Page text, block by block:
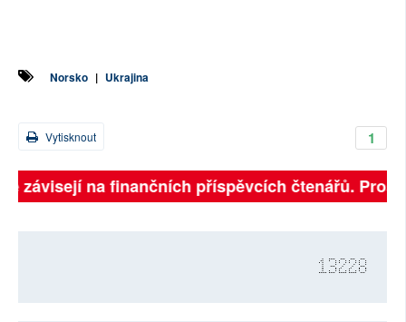
Norsko | Ukrajina
1
Vytisknout
závisejí na finančních příspěvcích čtenářů.
13228